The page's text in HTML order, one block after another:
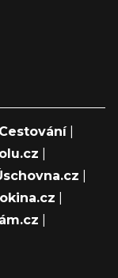
Cestování|